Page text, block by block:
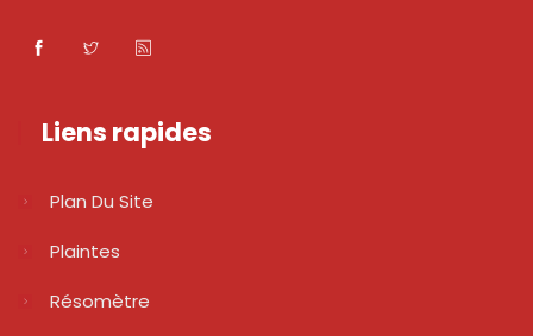
Liens rapides
Plan Du Site
Plaintes
Résomètre